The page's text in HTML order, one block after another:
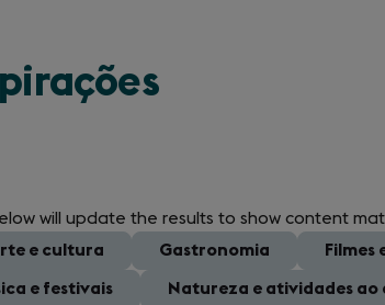
will update the results to show content
e cultura Gastronomia Filmes
e festivais Natureza e atividades ao